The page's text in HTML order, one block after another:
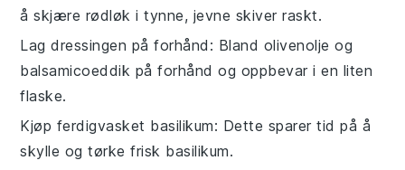
å skjære rødløk i tynne, jevne skiver raskt.
Lag dressingen på forhånd : Bland olivenolje og
balsamicoeddik på forhånd og oppbevar i en liten
flaske.
Kjøp ferdigvasket basilikum: Dette sparer tid på å
skylle og tørkefrisk basilikum.